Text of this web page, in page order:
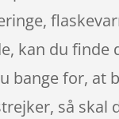
kan du finde
bange for, at
så skal